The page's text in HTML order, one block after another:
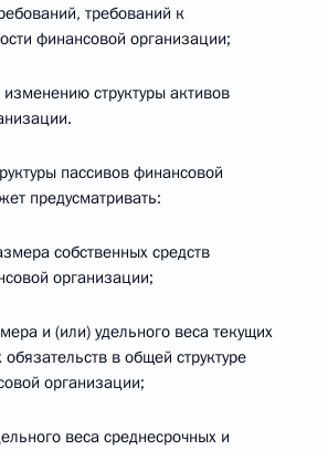
требований к
финансовой организации;
структуры активов
пассивов финансовой
предусматривать:
собственных средств
организации;
и (или) удельного веса текущих
в общей структуре
организации;
веса среднесрочных и